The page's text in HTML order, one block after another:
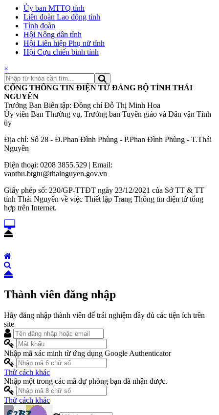
Ủy ban MTTQ tỉnh
Liên đoàn Lao động tỉnh
Tỉnh đoàn
Hội Nông dân tỉnh
Hội Liên hiệp Phụ nữ tỉnh
Hội Cựu chiến binh tỉnh
×
CỔNG THÔNG TIN ĐIỆN TỬ ĐẢNG BỘ TỈNH THÁI
NGUYÊN
Trưởng Ban Biên tập: Đồng chí Đỗ Thị Minh Hoa
Ủy viên Ban Thường vụ, Trưởng ban Tuyên giáo và Dân vận Tỉnh
ủy
Địa chỉ: Số 28 - Đ.Phan Đình Phùng - P.Phan Đình Phùng - T.Thái
Nguyên
Điện thoại: 0208 3855.529 | Email:
vanthu.btgtu@thainguyen.gov.vn
Giấy phép số: 230/GP-TTĐT ngày 23/12/2021 của Sở TT & TT
tỉnh Thái Nguyên về việc Thiết lập Trang Thông tin điện tử tổng
hợp trên Internet.
Thành viên đăng nhập
Hãy đăng nhập thành viên để trải nghiệm đầy đủ các tiện ích trên
site
Nhập mã xác minh từ ứng dụng Google Authenticator
Thử cách khác
Nhập một trong các mã dự phòng bạn đã nhận được.
Thử cách khác